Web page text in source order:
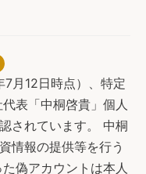
7月12日時点）、特定
表「中桐啓貴」個人
されています。 中桐
情報の提供等を行う
偽アカウントは本人